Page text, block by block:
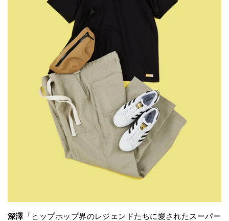
深澤「ヒップホップ界のレジェンドたちに愛されたスーパー